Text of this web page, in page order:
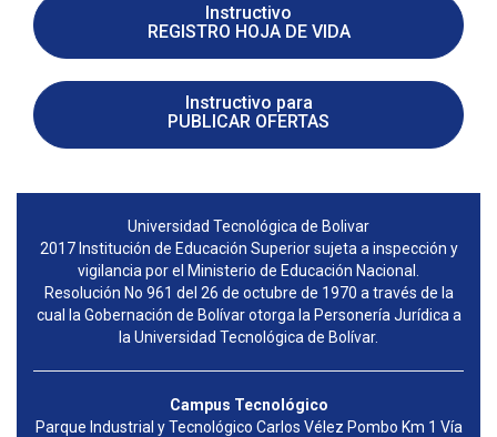
Instructivo
REGISTRO HOJA DE VIDA
Instructivo para
PUBLICAR OFERTAS
Universidad Tecnológica de Bolivar
2017 Institución de Educación Superior sujeta a inspección y
vigilancia por el Ministerio de Educación Nacional.
Resolución No 961 del 26 de octubre de 1970 a través de la
cual la Gobernación de Bolívar otorga la Personería Jurídica a
la Universidad Tecnológica de Bolívar.
Campus Tecnológico
Parque Industrial y Tecnológico Carlos Vélez Pombo Km 1 Vía